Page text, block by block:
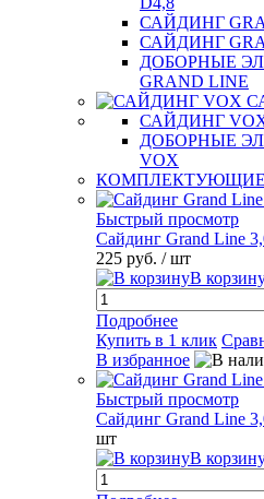
САЙДИНГ
САЙДИНГ
ДОБОРНЫЕ
GRAND LINE
САЙДИНГ VOX
ДОБОРНЫЕ
VOX
КОМПЛЕКТУЮЩИЕ
Быстрый просмотр
Сайдинг Grand Line
225 руб. / шт
В
Подробнее
Купить в 1 клик
В избранное
Быстрый просмотр
Сайдинг Grand Line
шт
В